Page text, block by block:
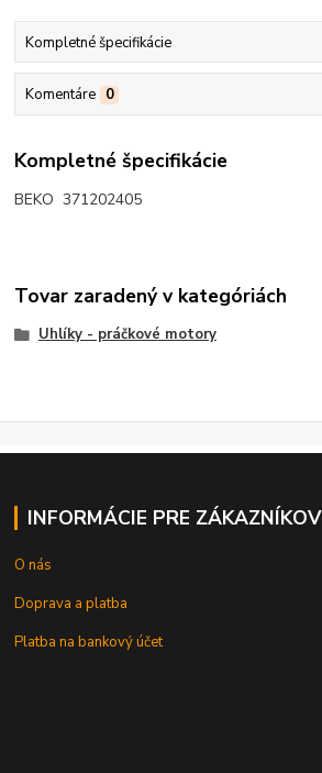
Kompletné špecifikácie
Komentáre 0
Kompletné špecifikácie
BEKO 371202405
Tovar zaradený v kategóriách
Uhlíky - práčkové motory
INFORMÁCIE PRE ZÁKAZNÍKOV
O nás
Doprava a platba
Platba na bankový účet